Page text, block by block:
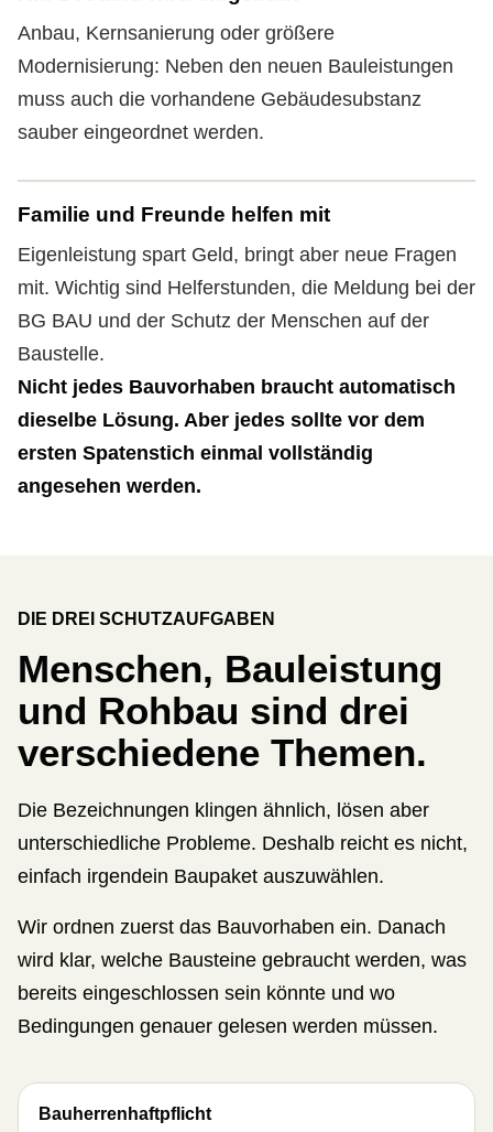
Anbau, Kernsanierung oder größere
Modernisierung: Neben den neuen Bauleistungen
muss auch die vorhandene Gebäudesubstanz
sauber eingeordnet werden.
Familie und Freunde helfen mit
Eigenleistung spart Geld, bringt aber neue Fragen
mit. Wichtig sind Helferstunden, die Meldung bei der
BG BAU und der Schutz der Menschen auf der
Baustelle.
Nicht jedes Bauvorhaben braucht automatisch
dieselbe Lösung. Aber jedes sollte vor dem
ersten Spatenstich einmal vollständig
angesehen werden.
DIE DREI SCHUTZAUFGABEN
Menschen, Bauleistung
und Rohbau sind drei
verschiedene Themen.
Die Bezeichnungen klingen ähnlich, lösen aber
unterschiedliche Probleme. Deshalb reicht es nicht,
einfach irgendein Baupaket auszuwählen.
Wir ordnen zuerst das Bauvorhaben ein. Danach
wird klar, welche Bausteine gebraucht werden, was
bereits eingeschlossen sein könnte und wo
Bedingungen genauer gelesen werden müssen.
Bau­herren­haft­pflicht